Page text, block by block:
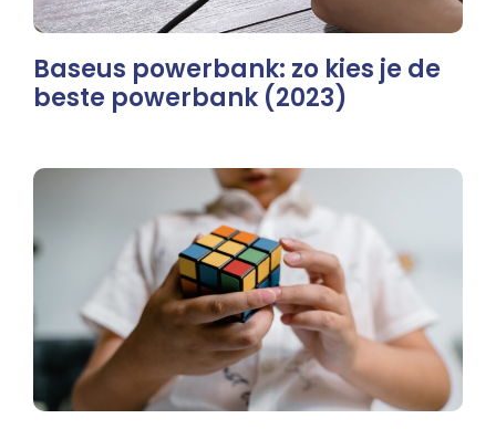
Baseus powerbank: zo kies je de
beste powerbank (2023)